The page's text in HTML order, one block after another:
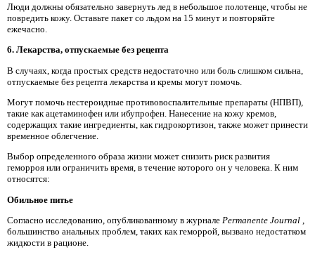
Люди должны обязательно завернуть лед в небольшое полотенце, чтобы не
повредить кожу. Оставьте пакет со льдом на 15 минут и повторяйте
ежечасно.
6. Лекарства, отпускаемые без рецепта
В случаях, когда простых средств недостаточно или боль слишком сильна,
отпускаемые без рецепта лекарства и кремы могут помочь.
Могут помочь нестероидные противовоспалительные препараты (НПВП),
такие как ацетаминофен или ибупрофен. Нанесение на кожу кремов,
содержащих такие ингредиенты, как гидрокортизон, также может принести
временное облегчение.
Выбор определенного образа жизни может снизить риск развития
геморроя или ограничить время, в течение которого он у человека. К ним
относятся:
Обильное питье
Согласно исследованию, опубликованному в журнале Permanente Journal
большинство анальных проблем, таких как геморрой, вызвано недостатком
жидкости в рационе.